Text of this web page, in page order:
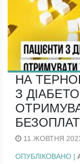
НА
З
11 ЖОВТНЯ
ОПУБЛІКОВАНО |